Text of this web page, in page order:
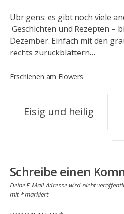
Übrigens: es gibt noch viele
Geschichten und Rezepten –
Dezember. Einfach mit den
rechts zurückblättern…
Erschienen am Flowers
Eisig und heilig
Schreibe einen
Deine E-Mail-Adresse wird nicht
mit*markiert